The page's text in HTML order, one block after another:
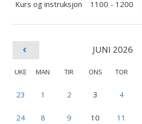
Kurs og instruksjon
1100 - 1200
JUNI 2026
UKE MAN TIR ONS TOR
23 1 2 3 4
24 8 9 10 11